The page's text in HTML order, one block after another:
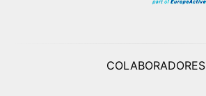
COLABORADORES